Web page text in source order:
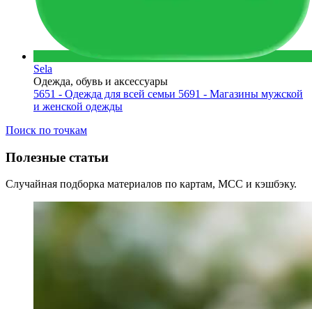
Sela
Одежда, обувь и аксессуары
5651 - Одежда для всей семьи 5691 - Магазины мужской
и женской одежды
Поиск по точкам
Полезные статьи
Случайная подборка материалов по картам, MCC и кэшбэку.